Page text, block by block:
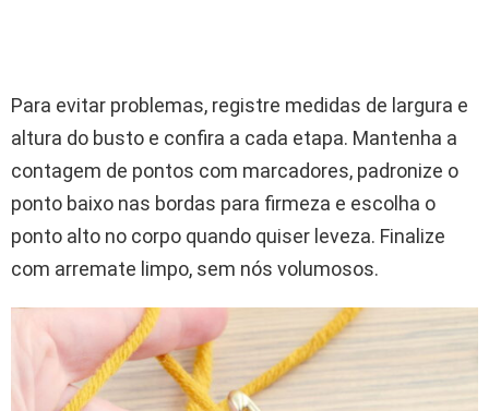
Para evitar problemas, registre medidas de largura e
altura do busto e confira a cada etapa. Mantenha a
contagem de pontos com marcadores, padronize o
ponto baixo nas bordas para firmeza e escolha o
ponto alto no corpo quando quiser leveza. Finalize
com arremate limpo, sem nós volumosos.